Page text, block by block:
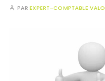
PAREXPERT-COMPTABLE